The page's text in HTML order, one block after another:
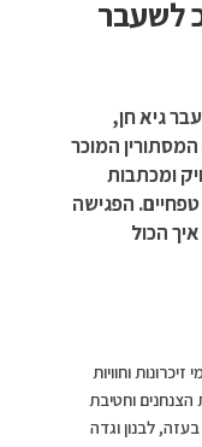
לשעבר
גיא חן,
המוכר
ומכתבות
הפגישה
הכול
וחוויות
וחטיבת
לבנון וגדה